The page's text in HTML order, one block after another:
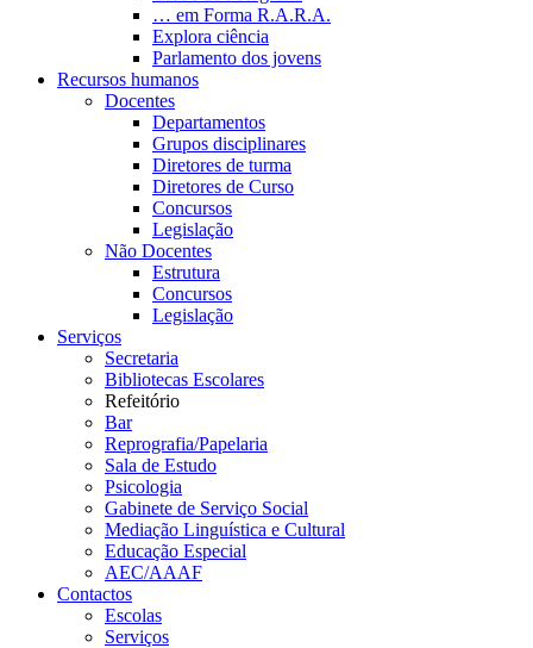
… em Forma R.A.R.A.
Explora ciência
Parlamento dos jovens
Recursos humanos
Docentes
Departamentos
Grupos disciplinares
Diretores de turma
Diretores de Curso
Concursos
Legislação
Não Docentes
Estrutura
Concursos
Legislação
Serviços
Secretaria
Bibliotecas Escolares
Refeitório
Bar
Reprografia/Papelaria
Sala de Estudo
Psicologia
Gabinete de Serviço Social
Mediação Linguística e Cultural
Educação Especial
AEC/AAAF
Contactos
Escolas
Serviços